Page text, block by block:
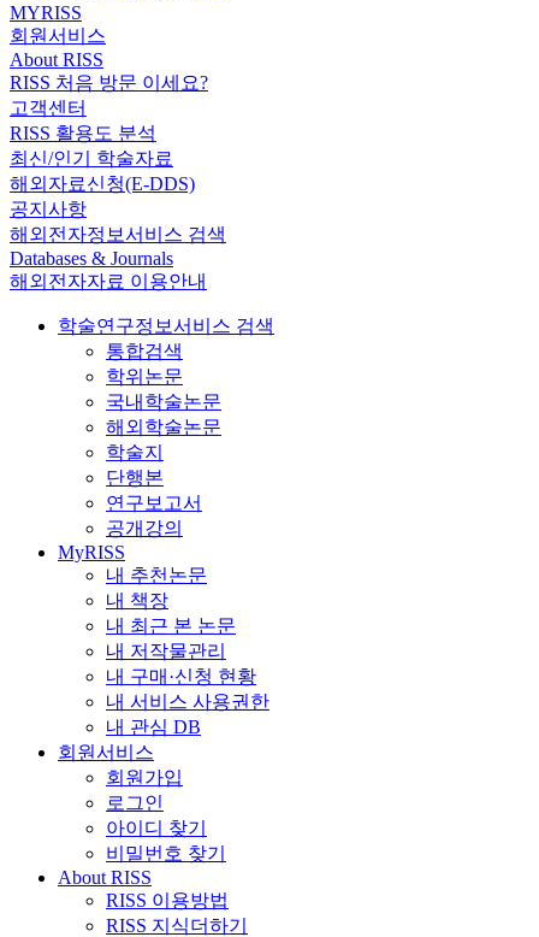
MYRISS
회원서비스
About RISS
RISS 처음 방문 이세요?
고객센터
RISS 활용도 분석
최신/인기 학술자료
해외자료신청(E-DDS)
공지사항
해외전자정보서비스 검색
Databases & Journals
해외전자자료 이용안내
학술연구정보서비스 검색
통합검색
학위논문
국내학술논문
해외학술논문
학술지
단행본
연구보고서
공개강의
MyRISS
내 추천논문
내 책장
내 최근 본 논문
내 저작물관리
내 구매·신청 현황
내 서비스 사용권한
내 관심 DB
회원서비스
회원가입
로그인
아이디 찾기
비밀번호 찾기
About RISS
RISS 이용방법
RISS 지식더하기